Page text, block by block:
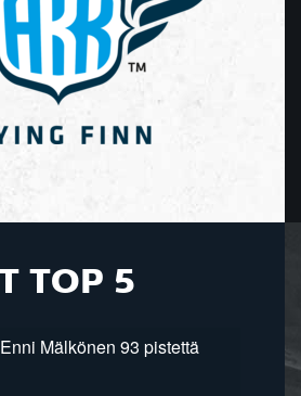
TOP 5
Mälkönen 93 pistettä